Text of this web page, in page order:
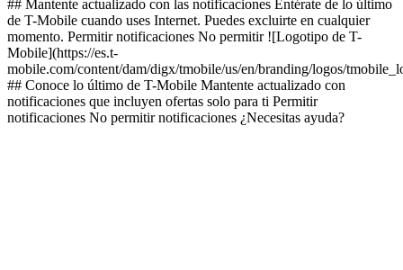
## Mantente actualizado con las notificaciones Entérate de lo último
de T-Mobile cuando uses Internet. Puedes excluirte en cualquier
momento. Permitir notificaciones No permitir ![Logotipo de T-
Mobile](https://es.t-
mobile.com/content/dam/digx/tmobile/us/en/branding/logos/
## Conoce lo último de T-Mobile Mantente actualizado con
notificaciones que incluyen ofertas solo para ti Permitir
notificaciones No permitir notificaciones ¿Necesitas ayuda?